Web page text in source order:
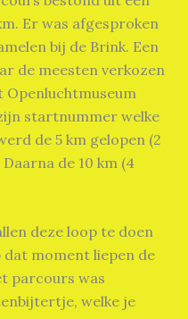
Er was afgesproken
bij de Brink. Een
de meesten verkozen
Openluchtmuseum
startnummer welke
de 5 km gelopen (2
de 10 km (4
deze loop te doen
moment liepen de
parcours was
welke je